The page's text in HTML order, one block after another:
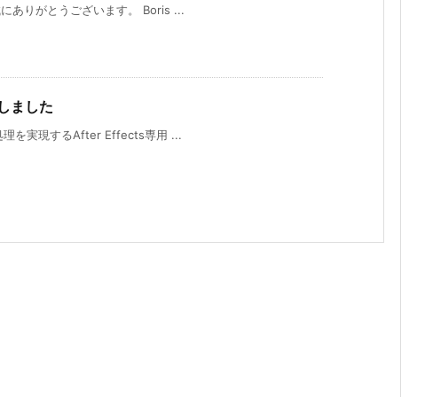
ありがとうございます。 Boris ...
ました
理を実現するAfter Effects専用 ...